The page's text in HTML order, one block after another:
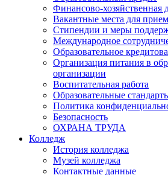
Финансово-хозяйственная
Вакантные места для
Стипендии и меры
Международное
Образовательное
Организация питания в
организации
Воспитательная работа
Образовательные
Политика
Безопасность
ОХРАНА ТРУДА
Колледж
История колледжа
Музей колледжа
Контактные данные